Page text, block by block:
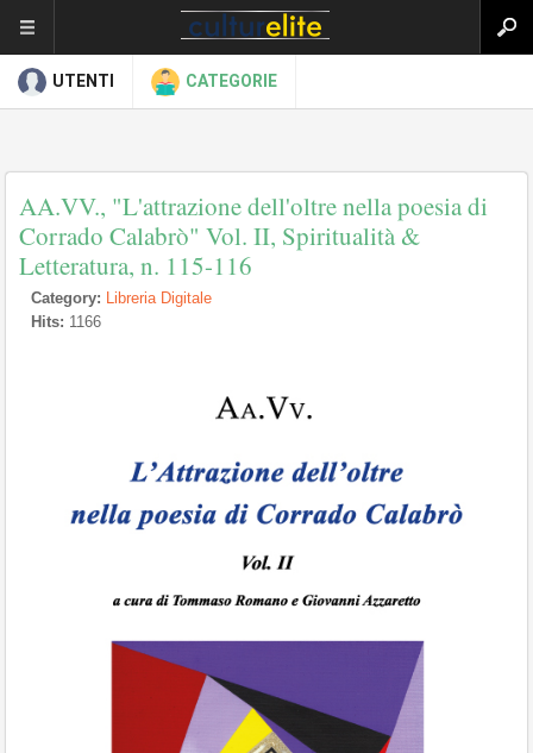
UTENTI CATEGORIE
AA.VV., "L'attrazione dell'oltre nella poesia di
Corrado Calabrò" Vol. II, Spiritualità &
Letteratura, n. 115-116
Category: Libreria Digitale
Hits: 1166